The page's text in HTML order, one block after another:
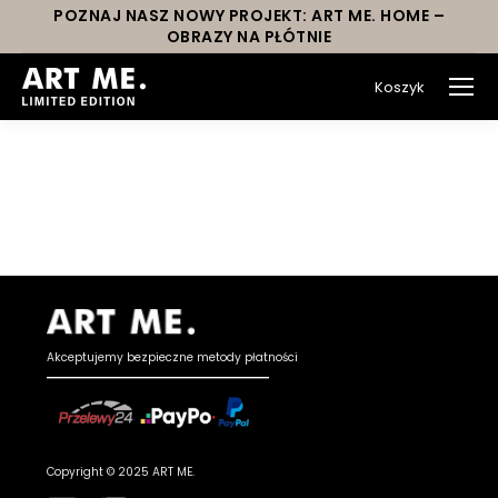
POZNAJ NASZ NOWY PROJEKT: ART ME. HOME –
OBRAZY NA PŁÓTNIE
Koszyk
Akceptujemy bezpieczne metody płatności
Copyright © 2025 ART ME.